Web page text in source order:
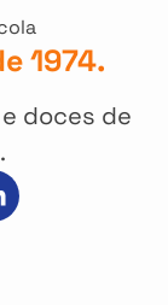
1974.
doces de